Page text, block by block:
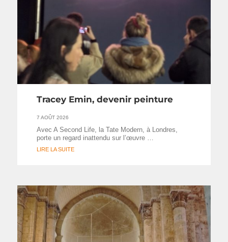
Tracey Emin, devenir peinture
7 AOÛT 2026
Avec A Second Life, la Tate Modern, à Londres,
porte un regard inattendu sur l’œuvre …
LIRE LA SUITE